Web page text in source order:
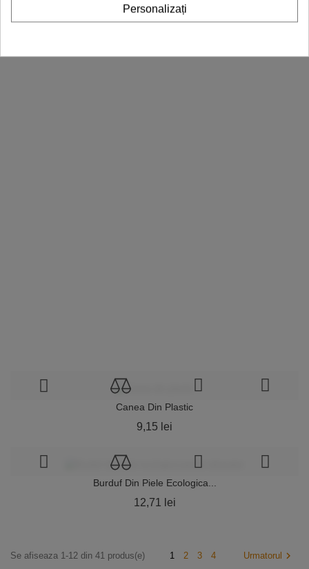
Dalta Apicola...
Canea Din Plastic
9,15 lei
Burduf Din Piele Ecologica...
12,71 leiPret
Se afiseaza 1-12 din 41 produs(e) 1 2 3 4 Urmatorul 
Personalizați